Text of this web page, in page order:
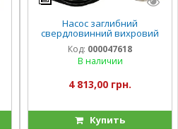
Насос заглибний
свердловинний вихровий
Vitals aqua 4DV 2023-0.75r
Код: 000047618
В наличии
4 813,00 грн.
Купить